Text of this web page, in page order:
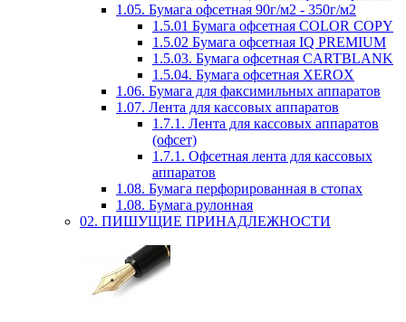
1.05. Бумага офсетная 90г/м2 - 350г/м2
1.5.01 Бумага офсетная COLOR COPY
1.5.02 Бумага офсетная IQ PREMIUM
1.5.03. Бумага офсетная CARTBLANK
1.5.04. Бумага офсетная XEROX
1.06. Бумага для факсимильных аппаратов
1.07. Лента для кассовых аппаратов
1.7.1. Лента для кассовых аппаратов
(офсет)
1.7.1. Офсетная лента для кассовых
аппаратов
1.08. Бумага перфорированная в стопах
1.08. Бумага рулонная
02. ПИШУЩИЕ ПРИНАДЛЕЖНОСТИ